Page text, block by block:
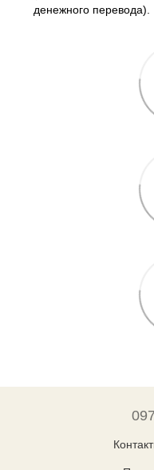
денежного перевода).